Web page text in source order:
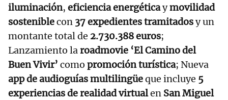
iluminación, eficiencia energéticaymovilidad
sosteniblecon 37 expedientes tramitadosy un
montante total de 2.730.388 euros;
Lanzamiento laroadmovie ‘El Camino del
Buen Vivir’ como promoción turística; Nueva
app de audioguías multilingüeque incluye 5
experiencias de realidad virtualen San Miguel